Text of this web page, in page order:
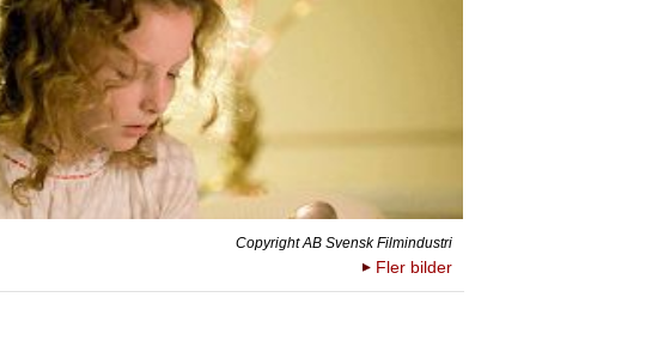
Copyright AB Svensk Filmindustri
Fler bilder